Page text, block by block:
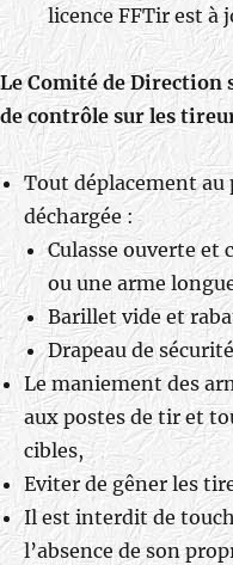
licence FFTir est à
Le Comité de Direction
de contrôle sur les
Tout déplacement au
déchargée :
Culasse ouverte et
ou une arme
Barillet vide et
Drapeau de
Le maniement des
aux postes de tir et
cibles,
Eviter de gêner les
Il est interdit de
l’absence de son